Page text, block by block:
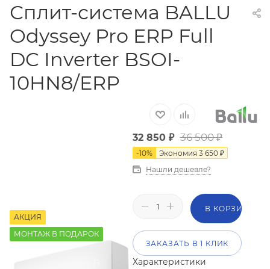
Сплит-система BALLU
Odyssey Pro ERP Full
DC Inverter BSOI-
10HN8/ERP
АКЦИЯ
МОНТАЖ В ПОДАРОК
32 850₽ 36 500₽
-10% Экономия 3 650₽
Нашли дешевле?
В КОРЗИНУ
ЗАКАЗАТЬ В 1 КЛИК
Характеристики